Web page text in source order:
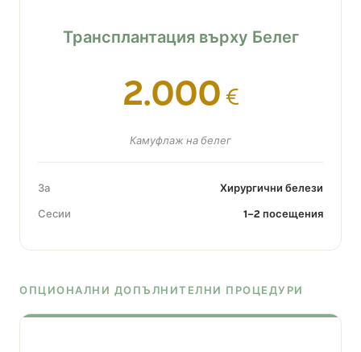
Трансплантация върху Белег
2.000€
Камуфлаж на белег
За
Хирургични белези
Сесии
1–2 посещения
ОПЦИОНАЛНИ ДОПЪЛНИТЕЛНИ ПРОЦЕДУРИ